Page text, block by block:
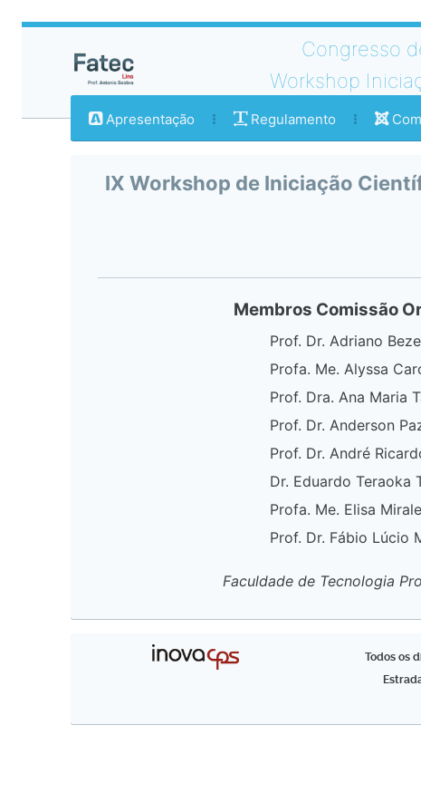
Congresso
Workshop
Apresentação Regulamento
IX Workshop de Iniciação
Membros Comissão
Prof. Dr. Adriano
Profa. Me. Alyssa
Prof. Dra. Ana Maria
Prof. Dr. Anderson
Prof. Dr. André
Dr. Eduardo Teraoka
Profa. Me. Elisa
Prof. Dr. Fábio Lúcio
Faculdade de Tecnologia
Todos os